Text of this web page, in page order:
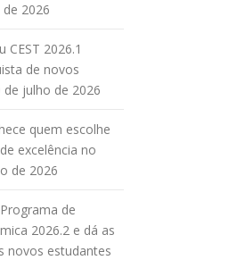
2026
CEST 2026.1
de novos
de julho de 2026
quem escolhe
excelência no
de 2026
de
2026.2 e dá as
novos estudantes